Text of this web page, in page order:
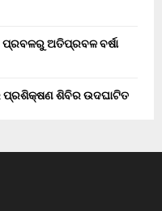
ଅତିପ୍ରବଳ ବର୍ଷା
ପ୍ରଶିକ୍ଷଣ ଶିବିର ଉଦଘାଟିତ